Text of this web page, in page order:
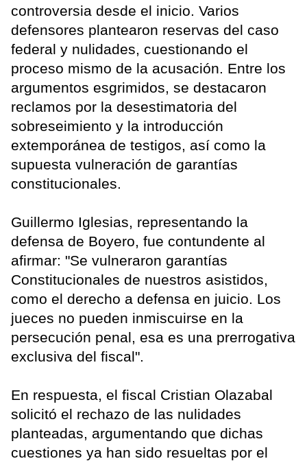
controversia desde el inicio. Varios
defensores plantearon reservas del caso
federal y nulidades, cuestionando el
proceso mismo de la acusación. Entre los
argumentos esgrimidos, se destacaron
reclamos por la desestimatoria del
sobreseimiento y la introducción
extemporánea de testigos, así como la
supuesta vulneración de garantías
constitucionales.
Guillermo Iglesias, representando la
defensa de Boyero, fue contundente al
afirmar: "Se vulneraron garantías
Constitucionales de nuestros asistidos,
como el derecho a defensa en juicio. Los
jueces no pueden inmiscuirse en la
persecución penal, esa es una prerrogativa
exclusiva del fiscal".
En respuesta, el fiscal Cristian Olazabal
solicitó el rechazo de las nulidades
planteadas, argumentando que dichas
cuestiones ya han sido resueltas por el